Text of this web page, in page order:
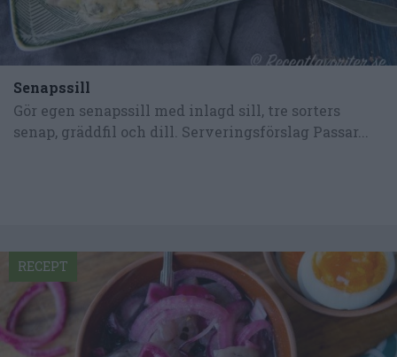
Senapssill
Gör egen senapssill med inlagd sill, tre sorters
senap, gräddfil och dill. Serveringsförslag Passar...
RECEPT